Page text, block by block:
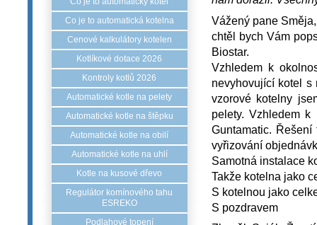
Co je to automatická kotelna
Cenové kalkulátory kotelen
Kotlíkové dotace 2026
Kontroly kotlů 2026
Automatické kotle na pelety
Automatické kotle na štěpku
Automatické kotle na obilí
Automatické kotle na uhlí
Kotle na kusové dřevo
Regulátor komínového tahu
ESREKO
Podlahové topení
Vážený pane Směja,
chtěl bych Vám
Biostar.
Vzhledem k
nevyhovující kotel s
vzorové kotelny
pelety. Vzhledem
Guntamatic.
vyřizování
Samotná instalace
Takže kotelna jako
S kotelnou jako
S pozdravem